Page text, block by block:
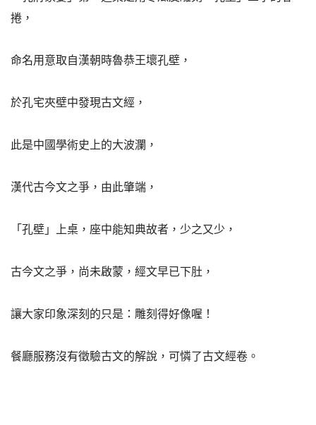
捲，
命名用意取自漢朝時魯恭王壞孔壁，
於孔宅夾壁中發現古文經，
此是中國學術史上的大波瀾，
漢代古今文之爭，由此肇端，
「孔壁」上桌，座中能知典故者，少之又少，
古今文之爭，尚未啟蒙，經文早已下肚，
讓大家印象深刻的只是：雕刻得好像喔！
餐廳服務沒有徵驗古文的解說，可憐了古文經卷。